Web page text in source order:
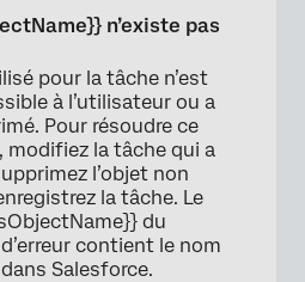
n’existe pas
pour la tâche n’est
à l’utilisateur ou a
Pour résoudre ce
modifiez la tâche qui a
l’objet non
la tâche. Le
du
contient le nom
Salesforce.